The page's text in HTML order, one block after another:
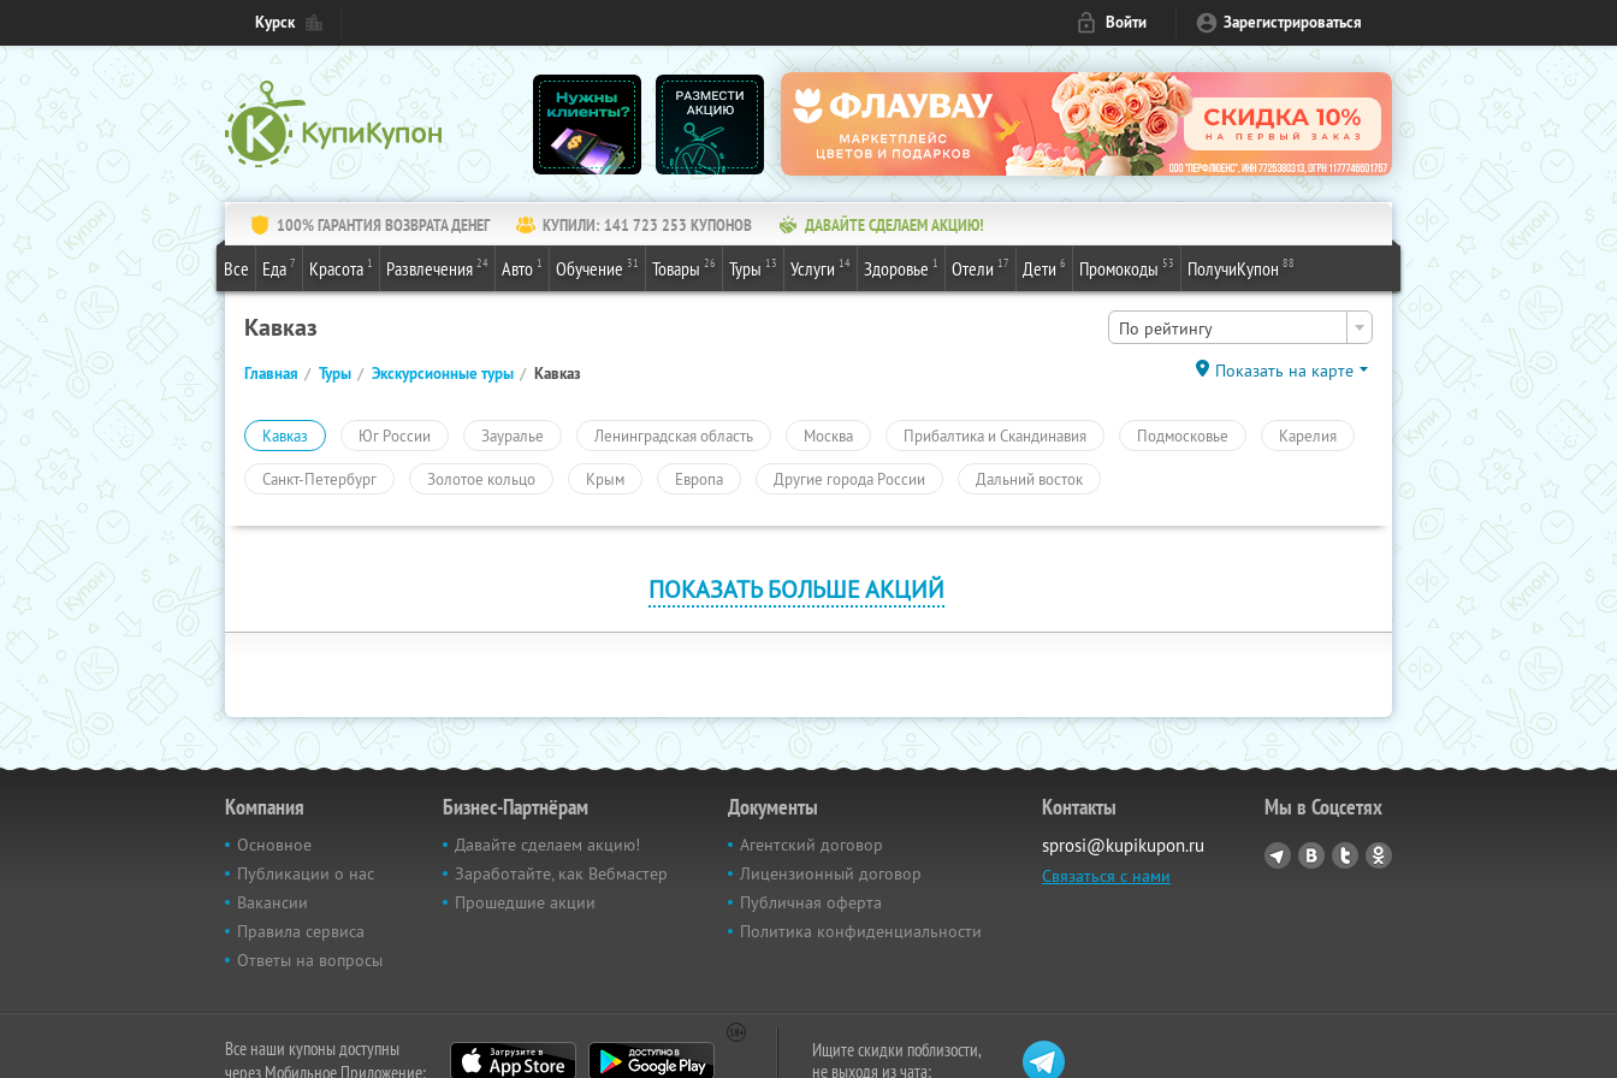
Курск Войти Зарегистрироваться
100% ГАРАНТИЯ ВОЗВРАТА ДЕНЕГ КУПИЛИ: 141 723 253 КУПОНОВ ДАВАЙТЕ СДЕЛАЕМ АКЦИЮ!
Все Еда 7 Красота 1 Развлечения 24 Авто 1 Обучение 31 Товары 26 Туры 13 Услуги 14 Здоровье 1 Отели 17 Дети 6 Промокоды 53 ПолучиКупон 88
Кавказ По рейтингу
Главная Туры Экскурсионные туры Кавказ Показать на карте
Кавказ Юг России Зауралье Ленинградская область Москва Прибалтика и Скандинавия Подмосковье Карелия
Санкт-Петербург Золотое кольцо Крым Европа Другие города России Дальний восток
ПОКАЗАТЬ БОЛЬШЕ АКЦИЙ
Компания
Основное
Публикации о нас
Вакансии
Правила сервиса
Ответы на вопросы
Бизнес-Партнёрам
Давайте сделаем акцию!
Заработайте, как Вебмастер
Прошедшие акции
Документы
Агентский договор
Лицензионный договор
Публичная оферта
Политика конфиденциальности
Контакты
sprosi@kupikupon.ru
Связаться с нами
Мы в Соцсетях
Все наши купоны доступны
через Мобильное Приложение:
Ищите скидки поблизости,
не выходя из чата: